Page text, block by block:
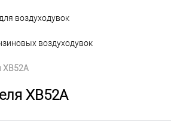
воздуходувок
воздуходувок
XB52A
XB52A